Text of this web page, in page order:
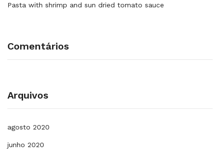
Pasta with shrimp and sun dried tomato sauce
Comentários
Arquivos
agosto 2020
junho 2020